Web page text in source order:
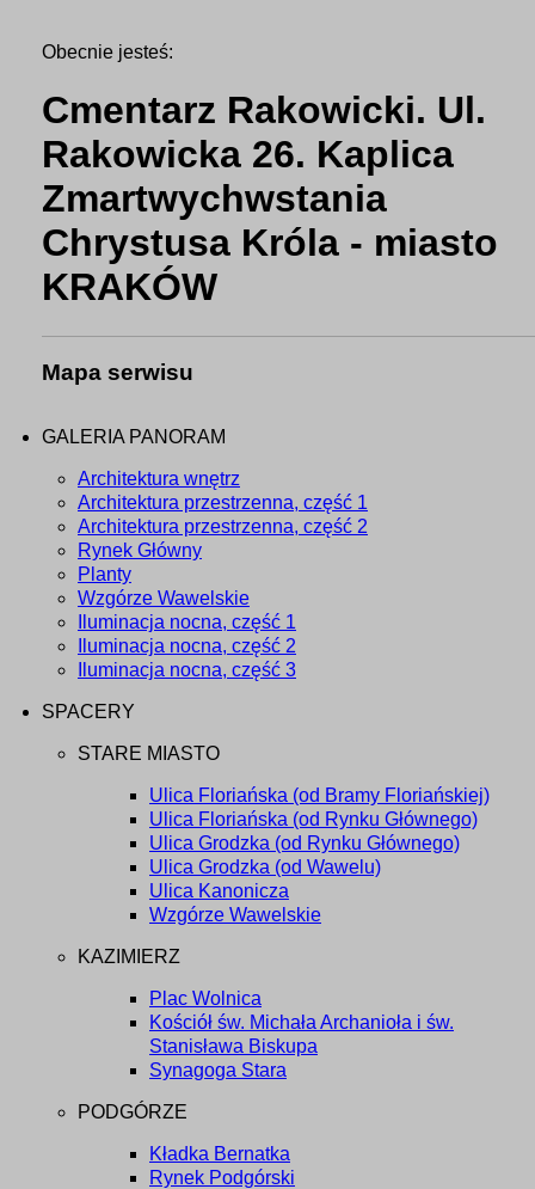
Obecnie jesteś:
Cmentarz Rakowicki. Ul.
Rakowicka 26. Kaplica
Zmartwychwstania
Chrystusa Króla - miasto
KRAKÓW
Mapa serwisu
GALERIA PANORAM
Architektura wnętrz
Architektura przestrzenna, część 1
Architektura przestrzenna, część 2
Rynek Główny
Planty
Wzgórze Wawelskie
Iluminacja nocna, część 1
Iluminacja nocna, część 2
Iluminacja nocna, część 3
SPACERY
STARE MIASTO
Ulica Floriańska (od Bramy Floriańskiej)
Ulica Floriańska (od Rynku Głównego)
Ulica Grodzka (od Rynku Głównego)
Ulica Grodzka (od Wawelu)
Ulica Kanonicza
Wzgórze Wawelskie
KAZIMIERZ
Plac Wolnica
Kościół św. Michała Archanioła i św.
Stanisława Biskupa
Synagoga Stara
PODGÓRZE
Kładka Bernatka
Rynek Podgórski